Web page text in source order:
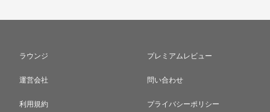
ラウンジ プレミアムレビュー
運営会社 問い合わせ
利用規約 プライバシーポリシー